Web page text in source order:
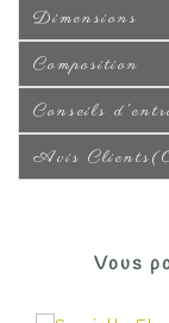
Dimensions
Composition
Conseils
Avis
Vous